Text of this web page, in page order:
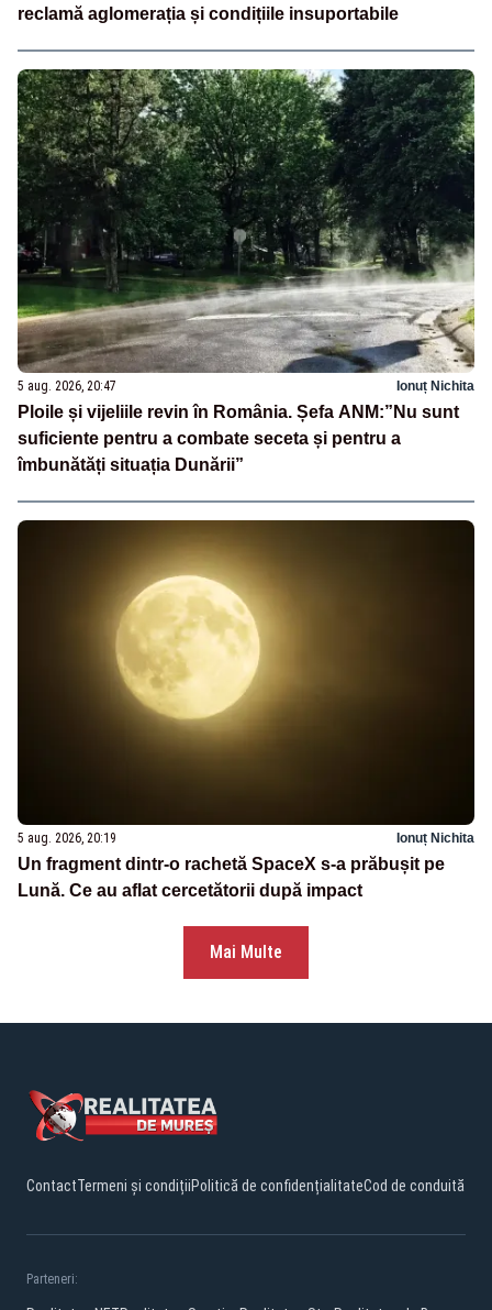
reclamă aglomerația și condițiile insuportabile
5 aug. 2026, 20:47 Ionuț Nichita
Ploile și vijeliile revin în România. Șefa ANM:”Nu sunt
suficiente pentru a combate seceta și pentru a
îmbunătăți situația Dunării”
5 aug. 2026, 20:19 Ionuț Nichita
Un fragment dintr-o rachetă SpaceX s-a prăbușit pe
Lună. Ce au aflat cercetătorii după impact
Mai Multe
ContactTermeni și condițiiPolitică de confidențialitateCod de conduită
Parteneri: